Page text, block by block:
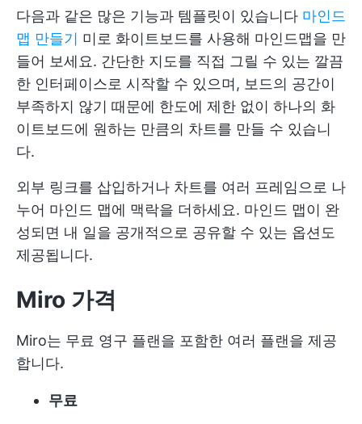
다음과 같은 많은 기능과 템플릿이 있습니다 마인드
맵 만들기 미로 화이트보드를 사용해 마인드맵을 만
들어 보세요. 간단한 지도를 직접 그릴 수 있는 깔끔
한 인터페이스로 시작할 수 있으며, 보드의 공간이
부족하지 않기 때문에 한도에 제한 없이 하나의 화
이트보드에 원하는 만큼의 차트를 만들 수 있습니
다.
외부 링크를 삽입하거나 차트를 여러 프레임으로 나
누어 마인드 맵에 맥락을 더하세요. 마인드 맵이 완
성되면 내 일을 공개적으로 공유할 수 있는 옵션도
제공됩니다.
Miro 가격
Miro는 무료 영구 플랜을 포함한 여러 플랜을 제공
합니다.
무료